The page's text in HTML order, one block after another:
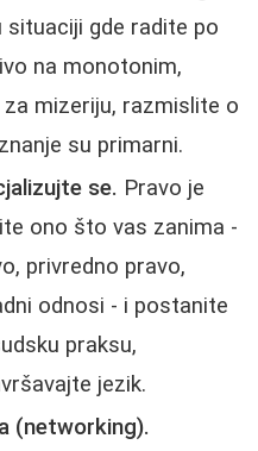
gde radite po
na monotonim,
mizeriju, razmislite o
su primarni.
se. Pravo je
ono što vas zanima -
privredno pravo,
odnosi - i postanite
praksu,
jezik.
(networking).